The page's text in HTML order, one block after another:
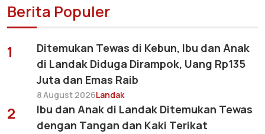
Berita Populer
1
Ditemukan Tewas di Kebun, Ibu dan Anak
di Landak Diduga Dirampok, Uang Rp135
Juta dan Emas Raib
8 August 2026Landak
2
Ibu dan Anak di Landak Ditemukan Tewas
dengan Tangan dan Kaki Terikat